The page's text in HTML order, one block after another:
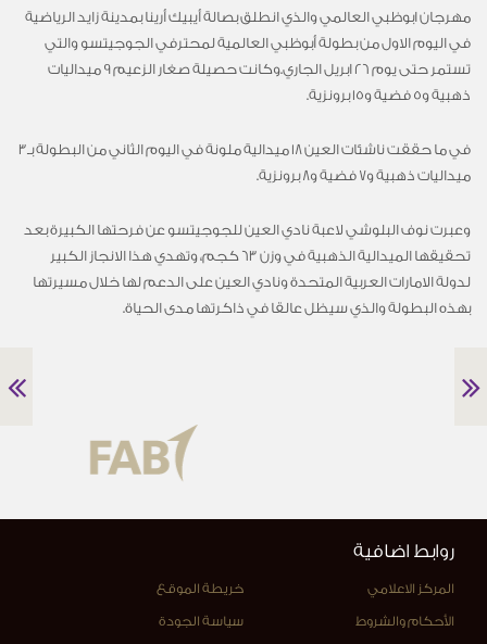
مهرجان ابوظبي العالمي والذي انطلق بصالة أيبيك أرينا بمدينة زايد الرياضية
في اليوم الاول من بطولة أبوظبي العالمية لمحترفي الجوجيتسو والتي
تستمر حتى يوم 26 ابريل الجاري.وكانت حصيلة صغار الزعيم 9 ميداليات
ذهبية و5 فضية و15 برونزية.
في ما حققت ناشئات العين 18 ميدالية ملونة في اليوم الثاني من البطولة بـ3
ميداليات ذهبية و7 فضية و8 برونزية.
وعبرت نوف البلوشي لاعبة نادي العين للجوجيتسو عن فرحتها الكبيرة بعد
تحقيقها الميدالية الذهبية في وزن 63 كجم، وتهدي هذا الانجاز الكبير
لدولة الامارات العربية المتحدة ونادي العين على الدعم لها خلال مسيرتها
بهذه البطولة والذي سيظل عالقا في ذاكرتها مدى الحياة.
روابط اضافية
المركز الاعلامي خريطة الموقع
الأحكام والشروط سياسة الجودة